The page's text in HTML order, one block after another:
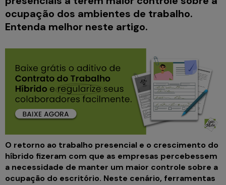
ocupação dos ambientes de trabalho.
Entenda melhor neste artigo.
O retorno ao trabalho presencial e o crescimento do
híbrido fizeram com que as empresas percebessem
a necessidade de manter um maior controle sobre a
ocupação do escritório. Neste cenário, ferramentas